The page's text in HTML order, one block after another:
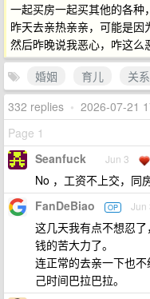
一起买房一起买其他的各种
昨天去亲热亲亲，可能是因
然后昨晚说我恶心，咋这么
婚姻
育儿
关系
332 replies • 2026-07-21
Page 1
Seanfuck Jun 3
No ，工资不上交，同
FanDeBiao OP Jun
这几天我有点不想忍
钱的苦大力了。
连正常的去亲一下也
己时间巴拉巴拉。